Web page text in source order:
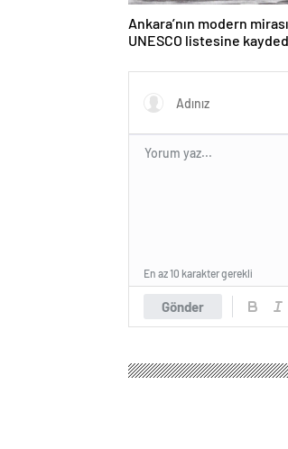
Ankara’nın modern mirası
UNESCO listesine
80 oldu
Gönder
En az 10 karakter gerekli
Faruk